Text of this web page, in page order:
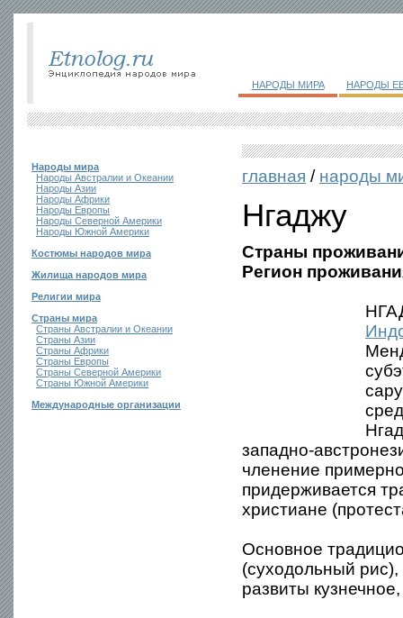
НАРОДЫ МИРА НАРОДЫ
Народы мира
Народы Австралии и Океании
Народы Азии
Народы Африки
Народы Европы
Народы Северной Америки
Народы Южной Америки
Костюмы народов мира
Жилища народов мира
Религии мира
Страны мира
Страны Австралии и Океании
Страны Азии
Страны Африки
Страны Европы
Страны Северной Америки
Страны Южной Америки
Международные организации
главная / народы
Нгаджу
Страны
Регион
западно-
членение
придерживается
христиане
Основное
(суходольный
развиты